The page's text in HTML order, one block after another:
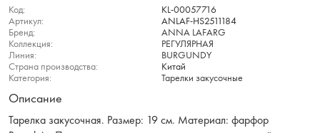
Код:
KL-00057716
Артикул:
ANLAF-HS2511184
Бренд:
ANNA LAFARG
Коллекция:
РЕГУЛЯРНАЯ
Линия:
BURGUNDY
Страна производства:
Китай
Категория:
Тарелки закусочные
Описание
Тарелка закусочная. Размер: 19 см. Материал: фарфор